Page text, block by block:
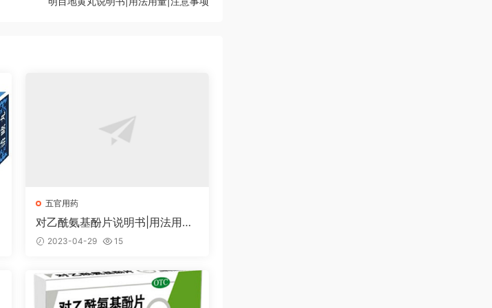
五官用药
对乙酰氨基酚片说明书|用法用量|
注意事项
2023-04-29 15